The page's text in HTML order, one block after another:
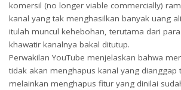
komersil (no longer viable commercially)
kanal yang tak menghasilkan banyak uang
itulah muncul kehebohan, terutama dari
khawatir kanalnya bakal ditutup.
Perwakilan YouTube menjelaskan bahwa
tidak akan menghapus kanal yang dianggap
melainkan menghapus fitur yang dinilai